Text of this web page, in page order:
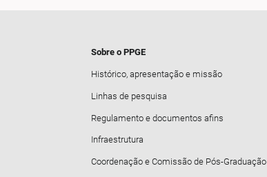
Sobre o PPGE
Histórico, apresentação e missão
Linhas de pesquisa
Regulamento e documentos afins
Infraestrutura
Coordenação e Comissão de Pós-Graduação